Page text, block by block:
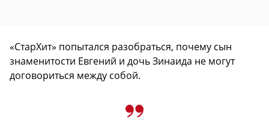
«СтарХит» попытался разобраться, почему сын
знаменитости Евгений и дочь Зинаида не могут
договориться между собой.